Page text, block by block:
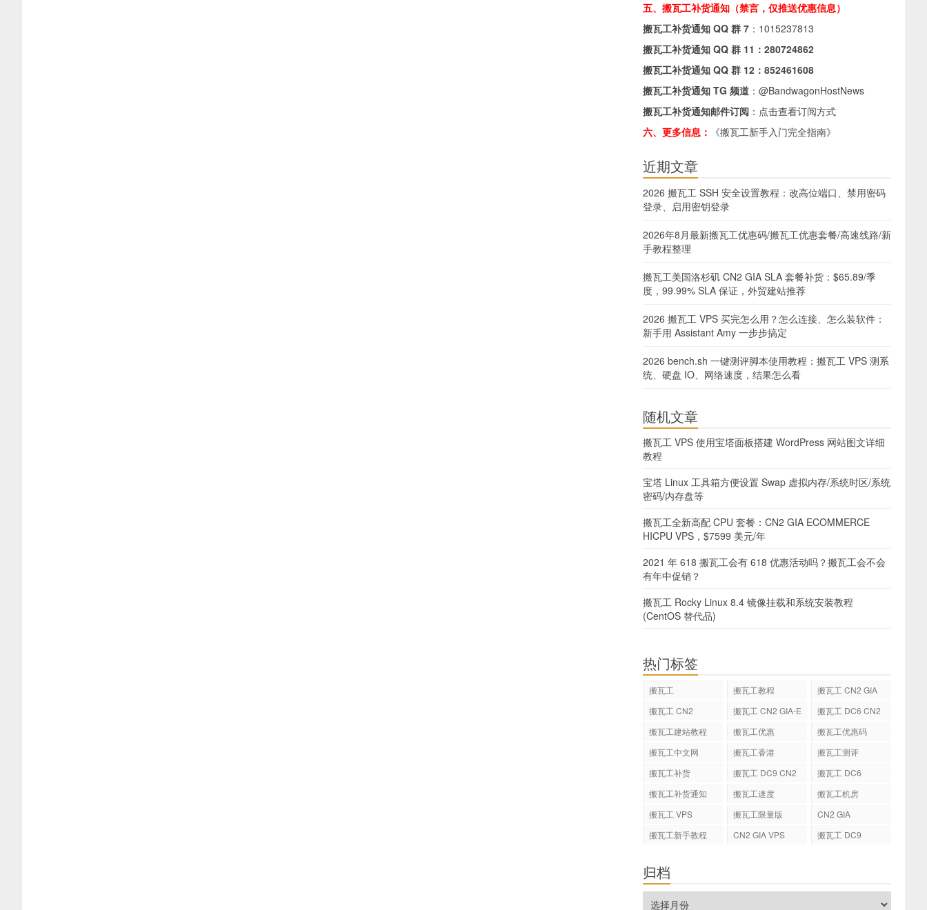
五、搬瓦工补货通知（禁言，仅推送优惠信息）
搬瓦工补货通知 QQ 群 7 ： 1015237813
搬瓦工补货通知 QQ 群 11： 280724862
搬瓦工补货通知 QQ 群 12： 852461608
搬瓦工补货通知 TG 频道 ： @BandwagonHostNews
搬瓦工补货通知邮件订阅 ： 点击查看订阅方式
六、更多信息：
《搬瓦工新手入门完全指南》
近期文章
2026 搬瓦工 SSH 安全设置教程：改高位端口、禁用密码
登录、启用密钥登录
2026年8月最新搬瓦工优惠码/搬瓦工优惠套餐/高速线路/新
手教程整理
搬瓦工美国洛杉矶 CN2 GIA SLA 套餐补货：$65.89/季
度，99.99% SLA 保证，外贸建站推荐
2026 搬瓦工 VPS 买完怎么用？怎么连接、怎么装软件：
新手用 Assistant Amy 一步步搞定
2026 bench.sh 一键测评脚本使用教程：搬瓦工 VPS 测系
统、硬盘 IO、网络速度，结果怎么看
随机文章
搬瓦工 VPS 使用宝塔面板搭建 WordPress 网站图文详细
教程
宝塔 Linux 工具箱方便设置 Swap 虚拟内存/系统时区/系统
密码/内存盘等
搬瓦工全新高配 CPU 套餐：CN2 GIA ECOMMERCE
HICPU VPS，$7599 美元/年
2021 年 618 搬瓦工会有 618 优惠活动吗？搬瓦工会不会
有年中促销？
搬瓦工 Rocky Linux 8.4 镜像挂载和系统安装教程
(CentOS 替代品)
热门标签
搬瓦工 搬瓦工教程
搬瓦工 CN2 GIA
搬瓦工 CN2
搬瓦工 CN2 GIA-E
搬瓦工 DC6 CN2
搬瓦工建站教程 搬瓦工优惠
搬瓦工优惠码
搬瓦工中文网
搬瓦工香港
搬瓦工测评
搬瓦工补货
搬瓦工 DC9 CN2
搬瓦工 DC6
搬瓦工补货通知
搬瓦工速度
搬瓦工机房
搬瓦工 VPS
搬瓦工限量版
CN2 GIA
搬瓦工新手教程
CN2 GIA VPS 搬瓦工 DC9
归档